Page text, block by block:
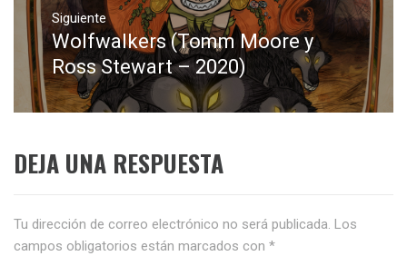
Siguiente
Entrada
siguiente:
Wolfwalkers (Tomm Moore y
Ross Stewart – 2020)
DEJA UNA RESPUESTA
Tu dirección de correo electrónico no será publicada. Los
campos obligatorios están marcados con *